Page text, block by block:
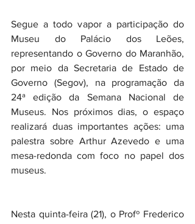
Segue a todo vapor a participação do
Museu do Palácio dos Leões,
representando o Governo do Maranhão,
por meio da Secretaria de Estado de
Governo (Segov), na programação da
24ª edição da Semana Nacional de
Museus. Nos próximos dias, o espaço
realizará duas importantes ações: uma
palestra sobre Arthur Azevedo e uma
mesa-redonda com foco no papel dos
museus.
Nesta quinta-feira (21), o Profº Frederico